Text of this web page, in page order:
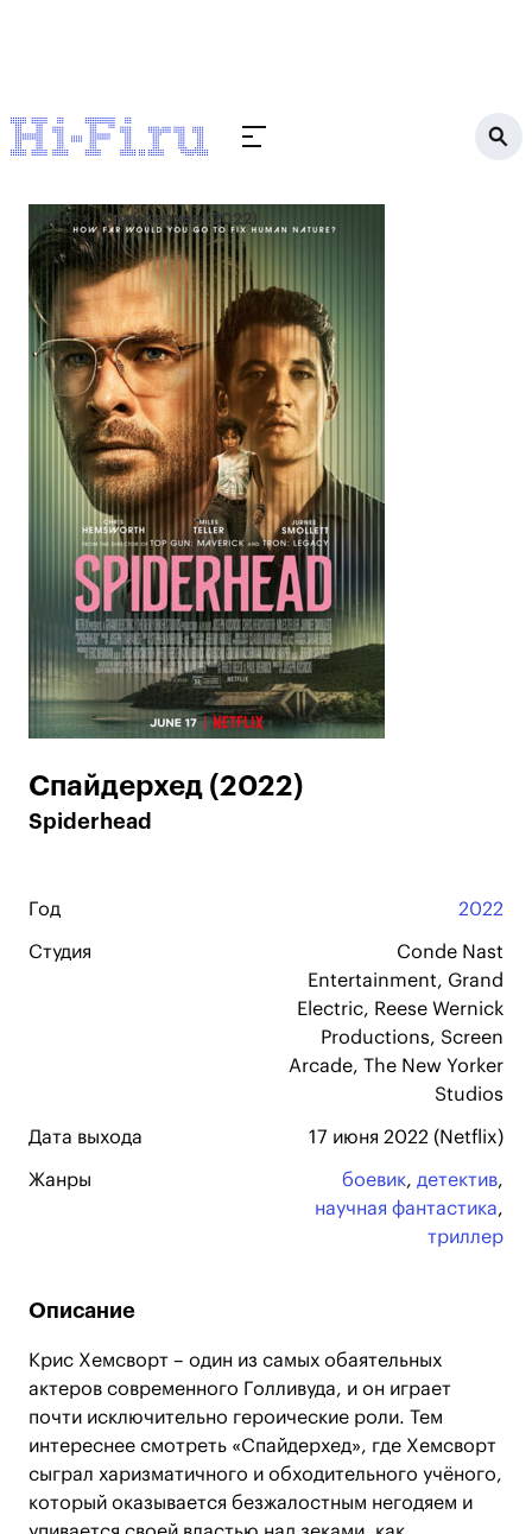
Кино Спайдерхед (2022)
Спайдерхед (2022)
Spiderhead
Год 2022
Студия
Conde Nast
Entertainment, Grand
Electric, Reese Wernick
Productions, Screen
Arcade, The New Yorker
Studios
Дата выхода 17 июня 2022 (Netflix)
Жанры боевик, детектив,
научная фантастика,
триллер
Описание
Крис Хемсворт – один из самых обаятельных
актеров современного Голливуда, и он играет
почти исключительно героические роли. Тем
интереснее смотреть «Спайдерхед», где Хемсворт
сыграл харизматичного и обходительного учёного,
который оказывается безжалостным негодяем и